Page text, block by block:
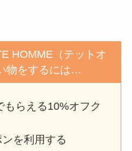
HOMME（テットオ
物をするには…
らえる10%オフク
を利用する